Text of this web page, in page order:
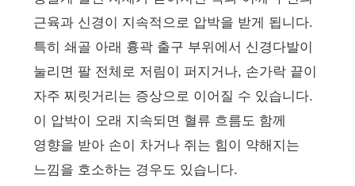
근육과 신경이 지속적으로 압박을 받게 됩니다.
특히 쇄골 아래 흉곽 출구 부위에서 신경다발이
눌리면 팔 전체로 저림이 퍼지거나, 손가락 끝이
자주 찌릿거리는 증상으로 이어질 수 있습니다.
이 압박이 오래 지속되면 혈류 흐름도 함께
영향을 받아 손이 차거나 쥐는 힘이 약해지는
느낌을 호소하는 경우도 있습니다.